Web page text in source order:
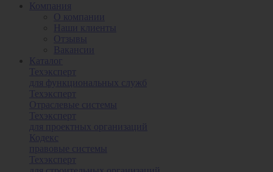
Компания
О компании
Наши клиенты
Отзывы
Вакансии
Каталог
Техэксперт
для функциональных служб
Техэксперт
Отраслевые системы
Техэксперт
для проектных организаций
Кодекс
правовые системы
Техэксперт